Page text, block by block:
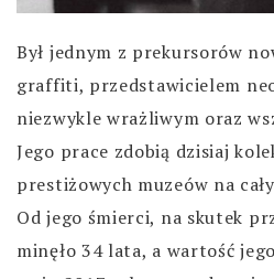
Był jednym z prekursorów
graffiti, przedstawicielem
niezwykle wrażliwym oraz
Jego prace zdobią dzisiaj
prestiżowych muzeów na
Od jego śmierci, na skutek
minęło 34 lata, a wartość